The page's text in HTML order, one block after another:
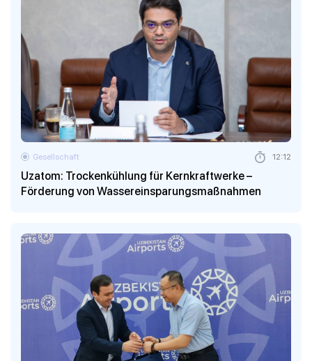
Uzatom: Trockenkühlung für Kernkraftwerke –
Förderung von Wassereinsparungsmaßnahmen
Gesellschaft 12:12